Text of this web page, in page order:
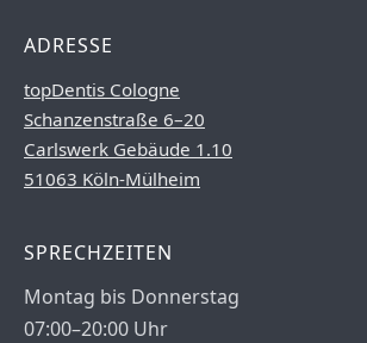
ADRESSE
topDentis Cologne
Schanzenstraße 6–20
Carlswerk Gebäude 1.10
51063 Köln-Mülheim
SPRECHZEITEN
Montag bis Donnerstag
07:00–20:00 Uhr